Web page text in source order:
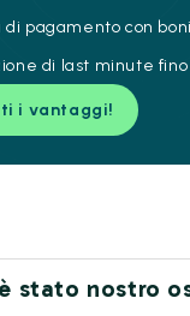
di pagamento con
di last minute fino
i vantaggi!
stato nostro